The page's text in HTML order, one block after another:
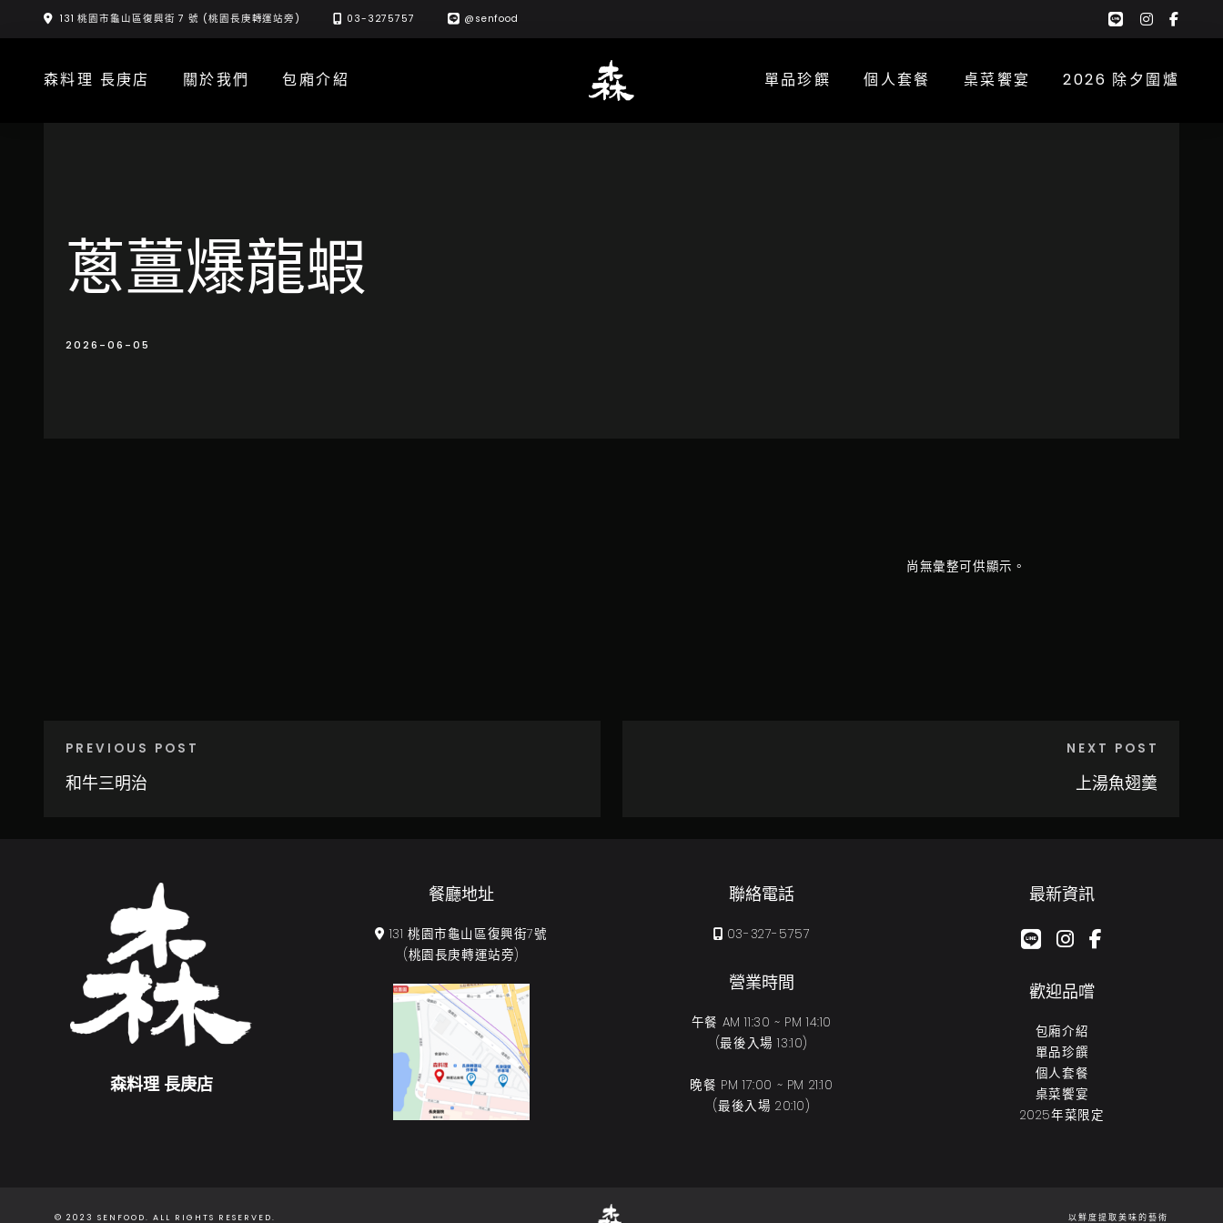
to
131 桃園市龜山區復興街 7 號 (桃園長庚轉運站旁) 03-3275757 @senfood google-
plus-
森料理 長庚店 關於我們 包廂介紹 單品珍饌 個人套餐 桌菜饗宴 2026 除夕圍爐
蔥薑爆龍蝦
2026-06-05
尚無彙整可供顯示。
PREVIOUS POST
和牛三明治
NEXT POST
上湯魚翅羹
森料理 長庚店
餐廳地址
131 桃園市龜山區復興街7號
(桃園長庚轉運站旁)
聯絡電話
03-327-5757
營業時間
午餐 AM 11:30 ~ PM 14:10
(最後入場 13:10)
晚餐 PM 17:00 ~ PM 21:10
(最後入場 20:10)
最新資訊
google-plus-g
instagram
歡迎品嚐
包廂介紹
單品珍饌
個人套餐
桌菜饗宴
2025年菜限定
© 2023 SENFOOD. ALL RIGHTS RESERVED. 以鮮度提取美味的藝術